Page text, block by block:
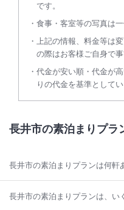
です。
食事・客室等の写真は一
上記の情報、料金等は
の際はお客様ご自身で
代金が安い順・代金が
りの代金を基準としてい
長井市の素泊まりプラ
長井市の素泊まりプランは何軒
長井市の素泊まりプランは、い